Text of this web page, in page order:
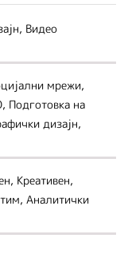
Видео
мрежи,
Подготовка на
дизајн,
Креативен,
Аналитички